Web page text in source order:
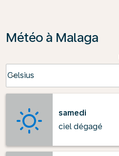
Météo à Malaga
Celsius
keyboard_arrow_down
samedi
ciel dégagé